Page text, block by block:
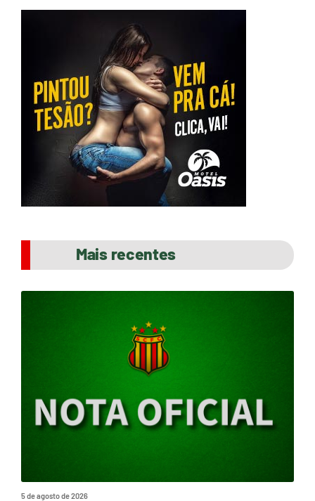
Mais recentes
5 de agosto de 2026